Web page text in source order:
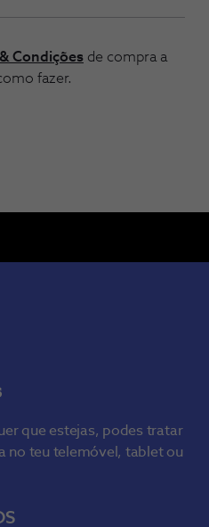
Condições de compra a
fazer.
que estejas, podes tratar
no teu telemóvel, tablet ou